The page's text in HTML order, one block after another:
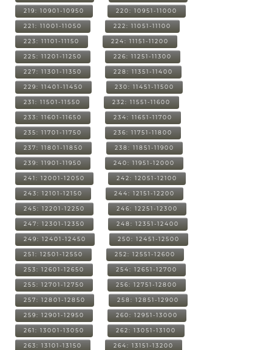
219: 10901-10950 220: 10951-11000
221: 11001-11050 222: 11051-11100
223: 11101-11150 224: 11151-11200
225: 11201-11250 226: 11251-11300
227: 11301-11350 228: 11351-11400
229: 11401-11450 230: 11451-11500
231: 11501-11550 232: 11551-11600
233: 11601-11650 234: 11651-11700
235: 11701-11750 236: 11751-11800
237: 11801-11850 238: 11851-11900
239: 11901-11950 240: 11951-12000
241: 12001-12050 242: 12051-12100
243: 12101-12150 244: 12151-12200
245: 12201-12250 246: 12251-12300
247: 12301-12350 248: 12351-12400
249: 12401-12450 250: 12451-12500
251: 12501-12550 252: 12551-12600
253: 12601-12650 254: 12651-12700
255: 12701-12750 256: 12751-12800
257: 12801-12850 258: 12851-12900
259: 12901-12950 260: 12951-13000
261: 13001-13050 262: 13051-13100
263: 13101-13150 264: 13151-13200